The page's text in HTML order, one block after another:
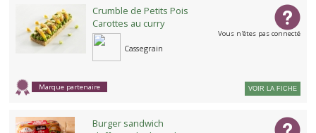
Crumble de Petits Pois
Carottes au curry
Cassegrain
Marque partenaire
Vous n'êtes pas connecté
VOIR LA FICHE
Burger sandwich